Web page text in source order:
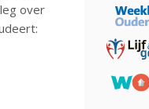
over